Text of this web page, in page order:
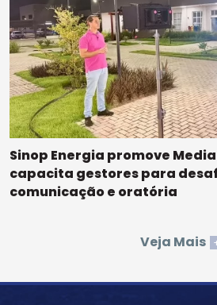
Sinop Energia promove
capacita gestores para
comunicação e oratória
Veja Mais